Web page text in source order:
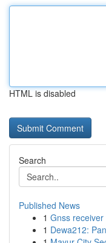
HTML is disabled
Search
Published News
1 Gnss
1 Dewa212: